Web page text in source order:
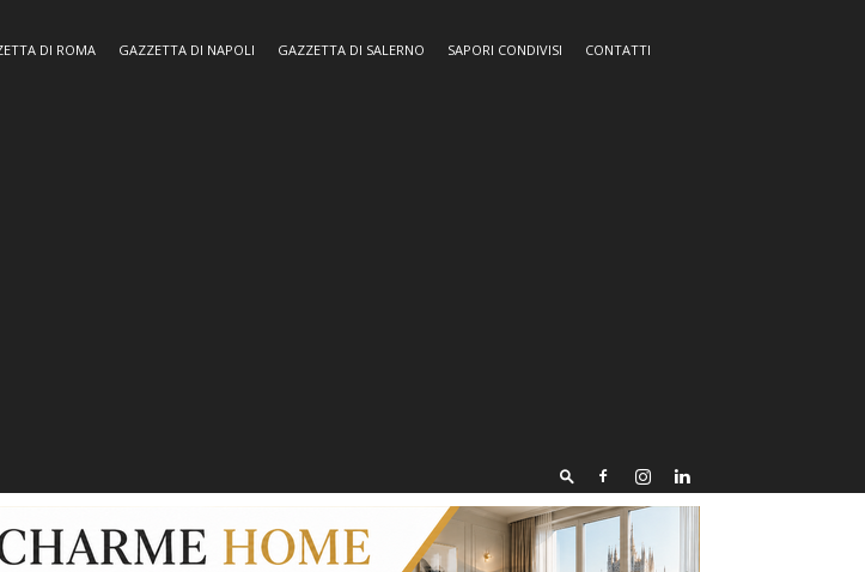
DI ROMA GAZZETTA DI NAPOLI GAZZETTA DI SALERNO SAPORI CONDIVISI
CONTATTI